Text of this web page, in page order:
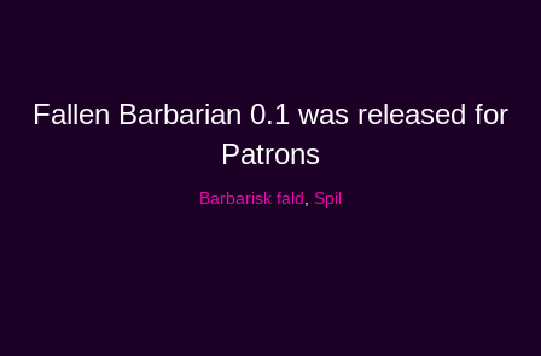
Fallen Barbarian 0.1 was released for
Patrons
Barbarisk fald , Spil